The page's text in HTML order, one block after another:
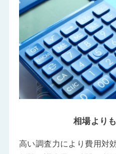
相場より
高い調査力により費用対